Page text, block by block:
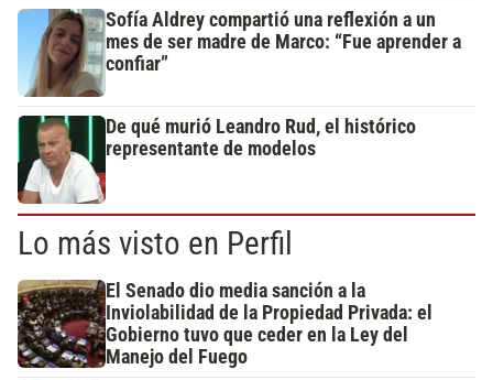
Sofía Aldrey compartió una reflexión a un
mes de ser madre de Marco: “Fue aprender a
confiar”
De qué murió Leandro Rud, el histórico
representante de modelos
Lo más visto en Perfil
El Senado dio media sanción a la
Inviolabilidad de la Propiedad Privada: el
Gobierno tuvo que ceder en la Ley del
Manejo del Fuego